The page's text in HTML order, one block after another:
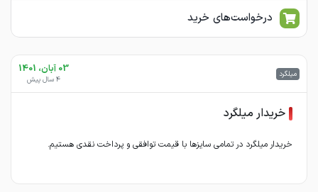
درخواست‌های خرید
میلگرد 03 آبان، 1401
4 سال پیش
خریدار میلگرد
خریدار میلگرد در تمامی سایزها با قیمت توافقی و پرداخت نقدی هستیم.